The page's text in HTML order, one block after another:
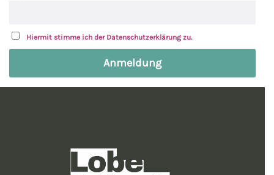
Hiermit stimme ich der Datenschutzerklärung zu.